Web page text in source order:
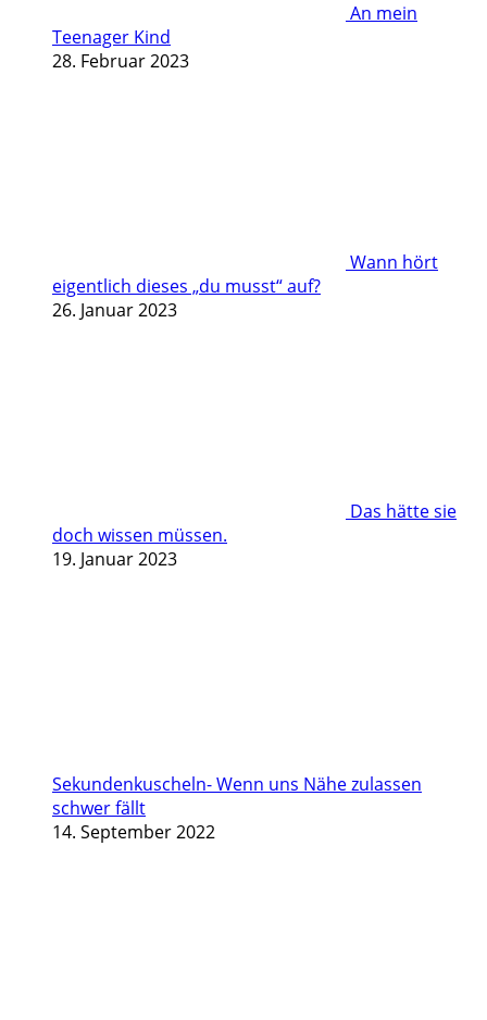
An mein
Teenager Kind
28. Februar 2023
Wann hört
eigentlich dieses „du musst“ auf?
26. Januar 2023
Das hätte sie
doch wissen müssen.
19. Januar 2023
Sekundenkuscheln- Wenn uns Nähe zulassen
schwer fällt
14. September 2022